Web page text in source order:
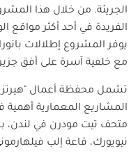
الجريئة. من خلال هذا
الفريدة في أحد أكثر مواقع
يوفر المشروع إطلالات
مع خلفية آسرة على أفق
تشمل محفظة أعمال
المشاريع المعمارية أهمية
متحف تيت مودرن في لندن،
نيويورك، قاعة إلب